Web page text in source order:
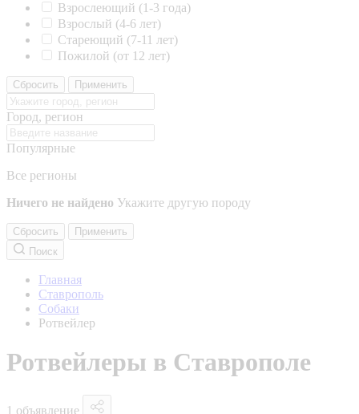
Взрослеющий (1-3 года)
Взрослый (4-6 лет)
Стареющий (7-11 лет)
Пожилой (от 12 лет)
Сбросить Применить
Город, регион
Популярные
Все регионы
Ничего не найдено Укажите другую породу
Сбросить
Применить
Поиск
Главная
Ставрополь
Собаки
Ротвейлер
Ротвейлеры в Ставрополе
1 объявление